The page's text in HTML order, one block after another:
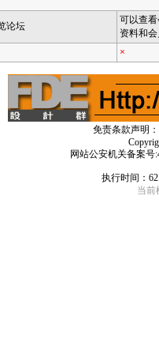
论坛
可以查
资料和
×
免责条款声明
网站公安机关备案号
执行时间：
当前